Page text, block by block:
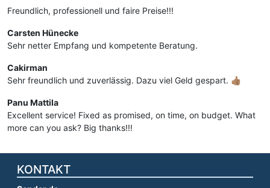
Freundlich, professionell und faire Preise!!!
Carsten Hünecke
Sehr netter Empfang und kompetente Beratung.
Cakirman
Sehr freundlich und zuverlässig. Dazu viel Geld gespart. 👍🏽
Panu Mattila
Excellent service! Fixed as promised, on time, on budget. What
more can you ask? Big thanks!!!
KONTAKT